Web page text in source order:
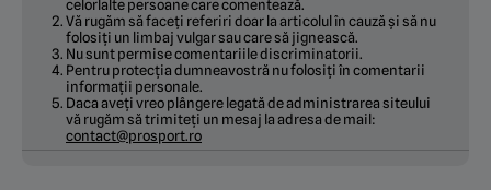
celorlalte persoane care comentează.
Vă rugăm să faceți referiri doar la articolul în cauză și să nu
folosiți un limbaj vulgar sau care să jignească.
Nu sunt permise comentariile discriminatorii.
Pentru protecția dumneavostră nu folosiți în comentarii
informații personale.
Daca aveți vreo plângere legată de administrarea siteului
vă rugăm să trimiteți un mesaj la adresa de mail:
contact@prosport.ro